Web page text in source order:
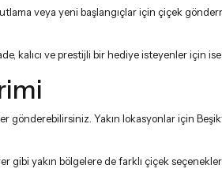
veya yeni başlangıçlar için çiçek
kalıcı ve prestijli bir hediye isteyenler için ise
gönderebilirsiniz. Yakın lokasyonlar için
gibi yakın bölgelere de farklı çiçek